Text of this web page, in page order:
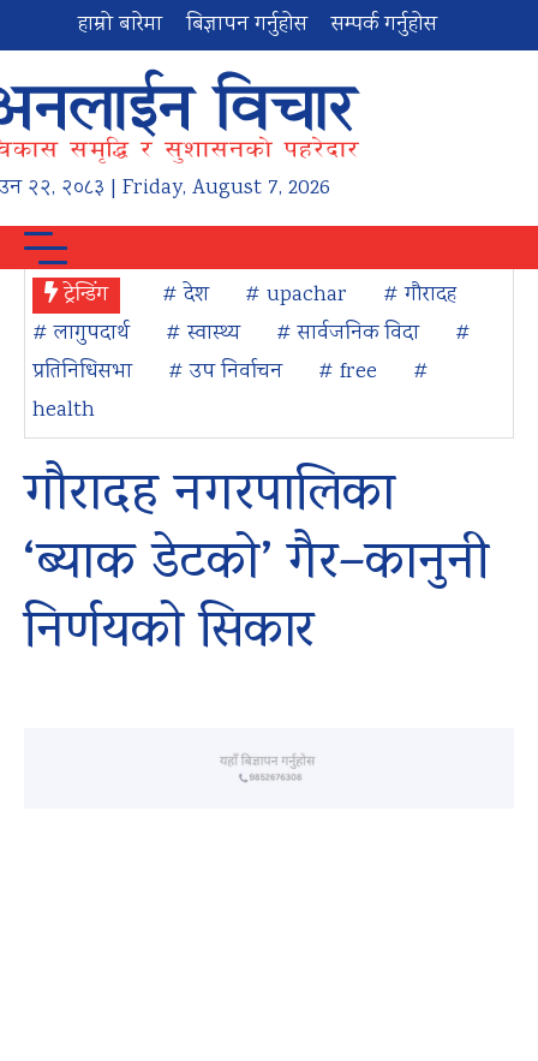
हाम्रो बारेमा बिज्ञापन गर्नुहोस सम्पर्क गर्नुहोस
२२, २०८३ | Friday, August 7, 2026
ट्रेन्डिंग # देश # upachar
# गौरादह
# लागुपदार्थ
# स्वास्थ्य # सार्वजनिक विदा
#
प्रतिनिधिसभा
# उप निर्वाचन # free
#
health
गौरादह नगरपालिका
‘ब्याक डेटको’ गैर–कानुनी
निर्णयको सिकार